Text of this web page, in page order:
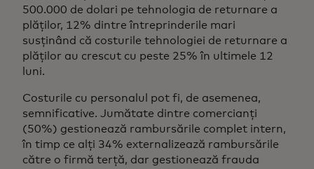
500.000 de dolari pe tehnologia de returnare a
plăților, 12% dintre întreprinderile mari
susținând că costurile tehnologiei de returnare a
plăților au crescut cu peste 25% în ultimele 12
luni.
Costurile cu personalul pot fi, de asemenea,
semnificative. Jumătate dintre comercianți
(50%) gestionează rambursările complet intern,
în timp ce alți 34% externalizează rambursările
către o firmă terță, dar gestionează frauda